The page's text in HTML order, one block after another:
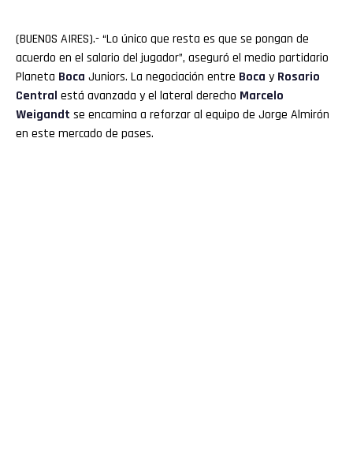
(BUENOS AIRES).- “Lo único que resta es que se pongan de
acuerdo en el salario del jugador”, aseguró el medio partidario
Planeta Boca Juniors. La negociación entre Boca y Rosario
Central está avanzada y el lateral derecho Marcelo
Weigandt se encamina a reforzar al equipo de Jorge Almirón
en este mercado de pases.